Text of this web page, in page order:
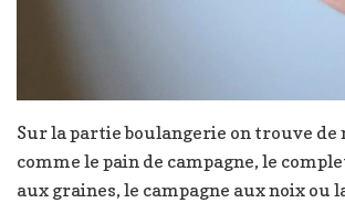
Sur la partie boulangerie on trouve de
comme le pain de campagne, le
aux graines, le campagne aux noix ou